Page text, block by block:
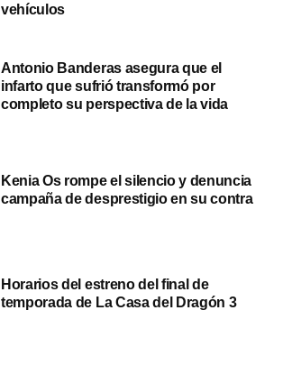
vehículos
Antonio Banderas asegura que el
infarto que sufrió transformó por
completo su perspectiva de la vida
Kenia Os rompe el silencio y denuncia
campaña de desprestigio en su contra
Horarios del estreno del final de
temporada de La Casa del Dragón 3